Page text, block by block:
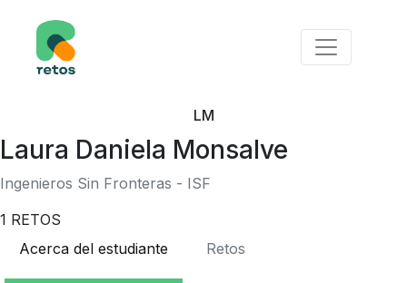
LM
Laura Daniela Monsalve
Ingenieros Sin Fronteras - ISF
1 RETOS
Acerca del estudiante
Retos